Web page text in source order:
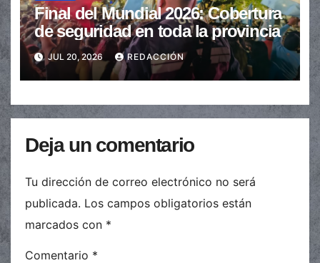
Final del Mundial 2026: Cobertura
de seguridad en toda la provincia
JUL 20, 2026 REDACCIÓN
Deja un comentario
Tu dirección de correo electrónico no será
publicada. Los campos obligatorios están
marcados con *
Comentario *